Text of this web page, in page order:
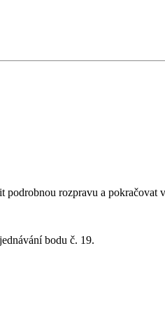
rozpravu a pokračovat
bodu č. 19.